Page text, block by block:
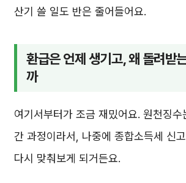
산기 쓸 일도 반은 줄어들어요.
환급은 언제 생기고, 왜 돌려받
까
여기서부터가 조금 재밌어요. 원천징
간 과정이라서, 나중에 종합소득세 신
다시 맞춰보게 되거든요.